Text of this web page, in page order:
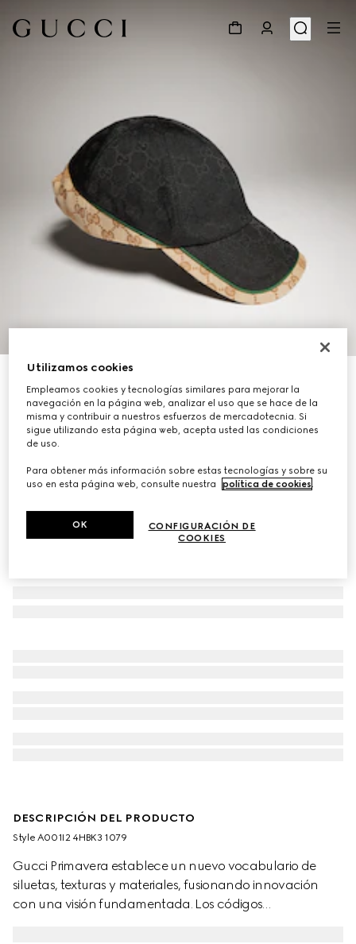
MXN 11,600
Variaciones negro y arena
DESCRIPCIÓN DEL PRODUCTO
Style ‎A001I2 4HBK3 1079
Gucci Primavera establece un nuevo vocabulario de
siluetas, texturas y materiales, fusionando innovación
con una visión fundamentada. Los códigos
Utilizamos cookies
Empleamos cookies y tecnologías similares para mejorar la
navegación en la página web, analizar el uso que se hace de la
misma y contribuir a nuestros esfuerzos de mercadotecnia. Si
sigue utilizando esta página web, acepta usted las condiciones
de uso.
Para obtener más información sobre estas tecnologías y sobre su
uso en esta página web, consulte nuestra
política de cookies.
CONFIGURACIÓN DE
COOKIES
OK